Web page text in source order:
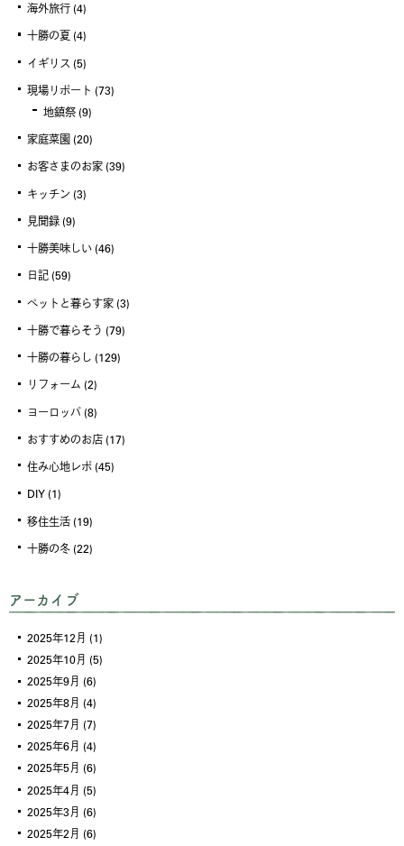
海外旅行 (4)
十勝の夏 (4)
イギリス (5)
現場リポート (73)
地鎮祭 (9)
家庭菜園 (20)
お客さまのお家 (39)
キッチン (3)
見聞録 (9)
十勝美味しい (46)
日記 (59)
ペットと暮らす家 (3)
十勝で暮らそう (79)
十勝の暮らし (129)
リフォーム (2)
ヨーロッパ (8)
おすすめのお店 (17)
住み心地レポ (45)
DIY (1)
移住生活 (19)
十勝の冬 (22)
アーカイブ
2025年12月 (1)
2025年10月 (5)
2025年9月 (6)
2025年8月 (4)
2025年7月 (7)
2025年6月 (4)
2025年5月 (6)
2025年4月 (5)
2025年3月 (6)
2025年2月 (6)